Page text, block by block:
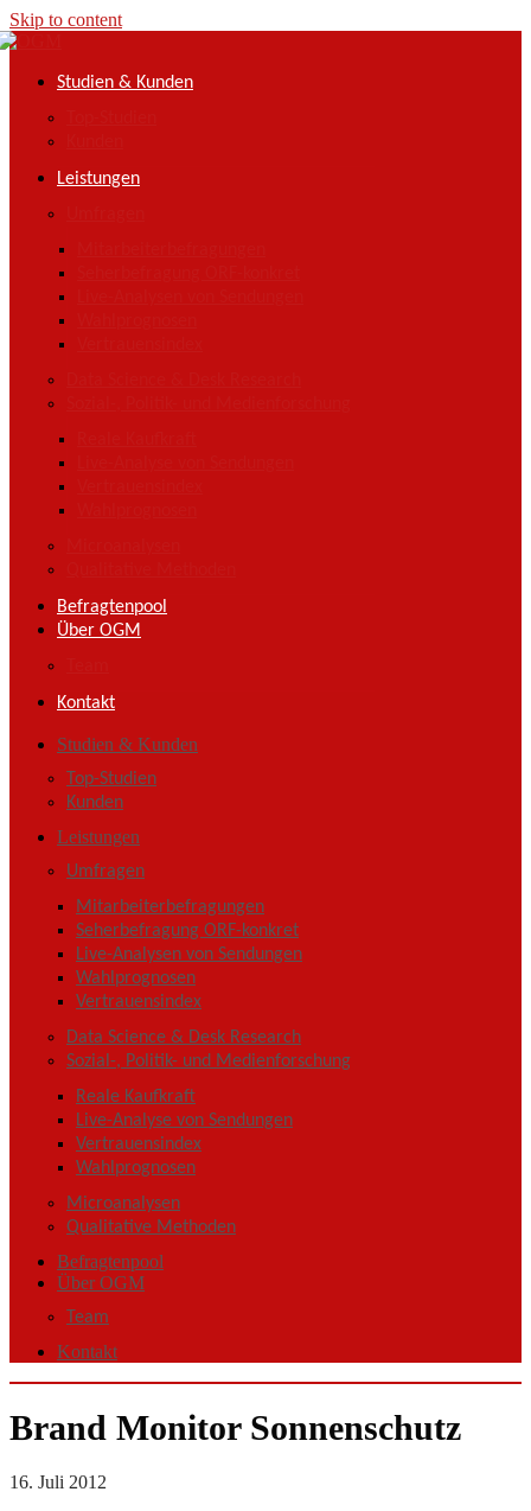
Skip to content
Studien & Kunden
Leistungen
Befragtenpool
Über OGM
Kontakt
Studien & Kunden
Top-Studien
Kunden
Leistungen
Umfragen
Mitarbeiterbefragungen
Seherbefragung ORF-konkret
Live-Analysen von Sendungen
Wahlprognosen
Vertrauensindex
Data Science & Desk Research
Sozial-, Politik- und Medienforschung
Reale Kaufkraft
Live-Analyse von Sendungen
Vertrauensindex
Wahlprognosen
Microanalysen
Qualitative Methoden
Befragtenpool
Über OGM
Team
Kontakt
Brand Monitor Sonnenschutz
16. Juli 2012